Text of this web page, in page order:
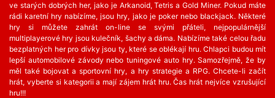
ve starých dobrých her, jako je Arkanoid, Tetris a Gold Miner. Pokud máte
rádi karetní hry nabízíme, jsou hry, jako je poker nebo blackjack. Některé
hry si můžete zahrát on-line se svými přáteli, nejpopulárnější
multiplayerové hry jsou kulečník, šachy a dáma. Nabízíme také celou řadu
bezplatných her ​​pro dívky jsou ty, které se oblékají hru. Chlapci budou mít
lepší automobilové závody nebo tuningové auto hry. Samozřejmě, že by
měl také bojovat a sportovní hry, a hry strategie a RPG. Chcete-li začít
hrát, vyberte si kategorii a mají zájem hrát hru. Čas hrát nejvíce vzrušující
hru!!!